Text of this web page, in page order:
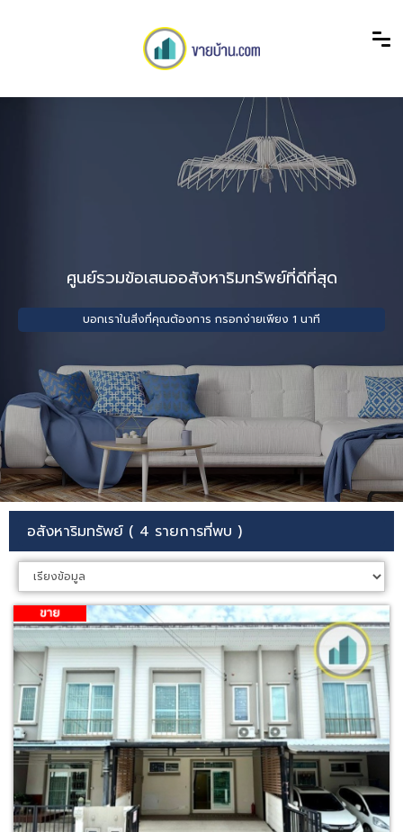
ศูนย์รวมข้อเสนออสังหาริมทรัพย์ที่ดีที่สุด
บอกเราในสิ่งที่คุณต้องการ กรอกง่ายเพียง 1 นาที
อสังหาริมทรัพย์ ( 4 รายการที่พบ )